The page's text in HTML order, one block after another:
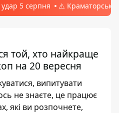
5 серпня ⚠️ Краматорськ,
той, хто найкраще
на 20 вересня
випитувати
не знаєте, це працює
які ви розпочнете,